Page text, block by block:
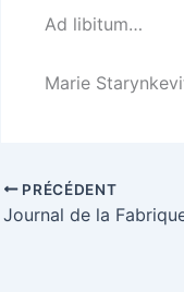
Ad libitum…
Marie
PRÉCÉDENT